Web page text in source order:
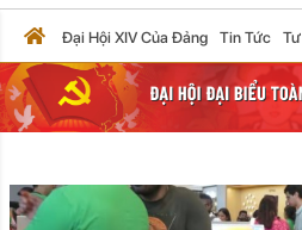
Đại Hội XIV Của Đảng Tin Tức